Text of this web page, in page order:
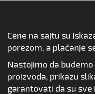
Cene na sajtu su
porezom, a plaćanje
Nastojimo da
proizvoda, prikazu
garantovati da su